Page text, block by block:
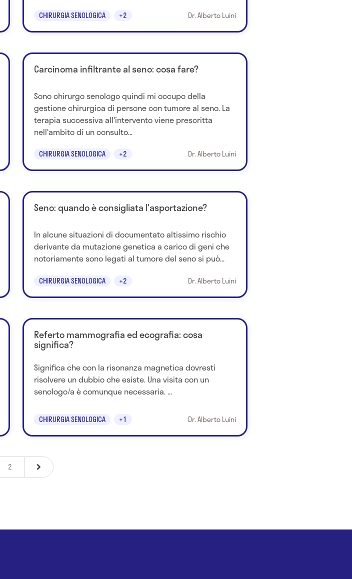
CHIRURGIA SENOLOGICA +2 Dr. Alberto Luini
Carcinoma infiltrante al seno: cosa fare?
Sono chirurgo senologo quindi mi occupo della
gestione chirurgica di persone con tumore al seno. La
terapia successiva all'intervento viene prescritta
nell'ambito di un consulto...
CHIRURGIA SENOLOGICA +2 Dr. Alberto Luini
Seno: quando è consigliata l'asportazione?
In alcune situazioni di documentato altissimo rischio
derivante da mutazione genetica a carico di geni che
notoriamente sono legati al tumore del seno si può...
CHIRURGIA SENOLOGICA +2 Dr. Alberto Luini
Referto mammografia ed ecografia: cosa
significa?
Significa che con la risonanza magnetica dovresti
risolvere un dubbio che esiste. Una visita con un
senologo/a è comunque necessaria. ...
CHIRURGIA SENOLOGICA +1 Dr. Alberto Luini
2